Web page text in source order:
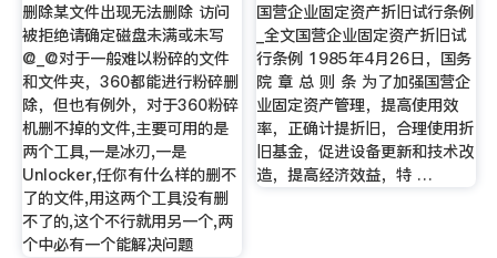
删除某文件出现无法删除 访问
被拒绝请确定磁盘未满或未写
@_@对于一般难以粉碎的文件
和文件夹，360都能进行粉碎删
除，但也有例外，对于360粉碎
机删不掉的文件,主要可用的是
两个工具,一是冰刃,一是
Unlocker,任你有什么样的删不
了的文件,用这两个工具没有删
不了的,这个不行就用另一个,两
个中必有一个能解决问题
国营企业固定资产折旧试行条例
_全文国营企业固定资产折旧试
行条例 1985年4月26日，国务
院 章 总 则 条 为了加强国营企
业固定资产管理，提高使用效
率，正确计提折旧，合理使用折
旧基金，促进设备更新和技术改
造，提高经济效益，特 …